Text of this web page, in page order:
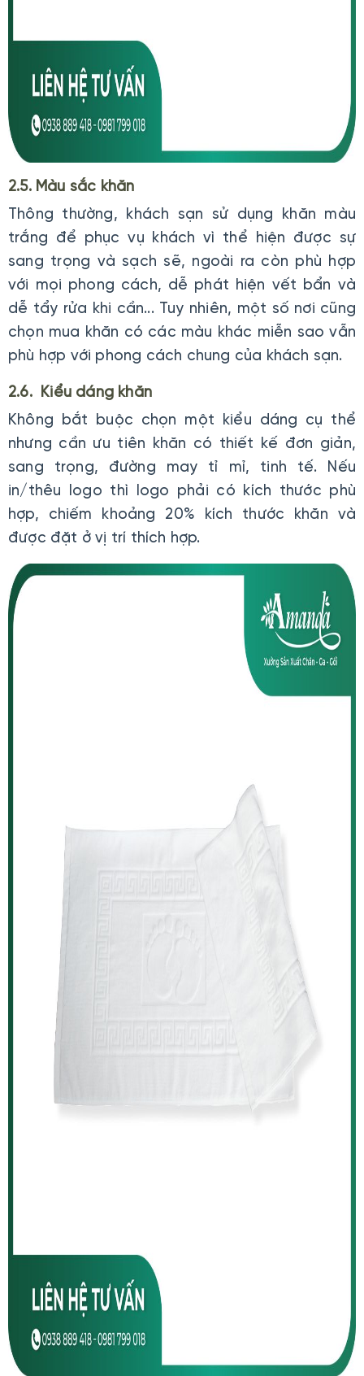
2.5. Màu sắc khăn
Thông thường, khách sạn sử dụng khăn màu
trắng để phục vụ khách vì thể hiện được sự
sang trọng và sạch sẽ, ngoài ra còn phù hợp
với mọi phong cách, dễ phát hiện vết bẩn và
dễ tẩy rửa khi cần... Tuy nhiên, một số nơi cũng
chọn mua khăn có các màu khác miễn sao vẫn
phù hợp với phong cách chung của khách sạn.
2.6. Kiểu dáng khăn
Không bắt buộc chọn một kiểu dáng cụ thể
nhưng cần ưu tiên khăn có thiết kế đơn giản,
sang trọng, đường may tỉ mỉ, tinh tế. Nếu
in/thêu logo thì logo phải có kích thước phù
hợp, chiếm khoảng 20% kích thước khăn và
được đặt ở vị trí thích hợp.